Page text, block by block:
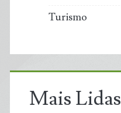
Turismo
Mais Lidas